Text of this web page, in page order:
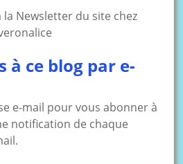
la Newsletter du site chez
à ce blog par e-
e-mail pour vous abonner à
notification de chaque